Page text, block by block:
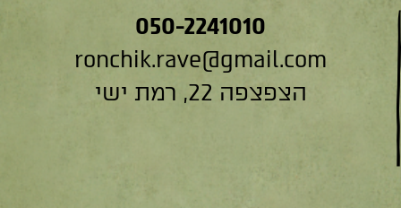
050-2241010
ronchik.rave@gmail.com
הצפצפה 22, רמת ישי